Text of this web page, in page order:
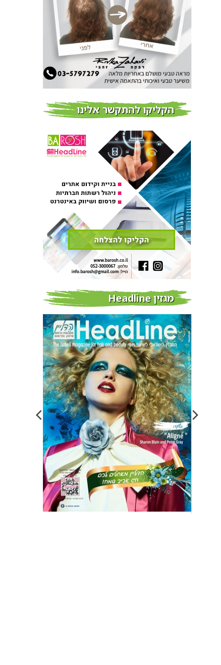
צמידי שיער – המומחים
לצמידי שיער ברמת השרון
חדשות
שיער מבוססי גוג’י ברי
חדש על המדף
Fibroseal Professional
הדרכה מוצלח נוסף
אירועים בארץ
הקליקו להתקשר אלינו
מגזין Headline